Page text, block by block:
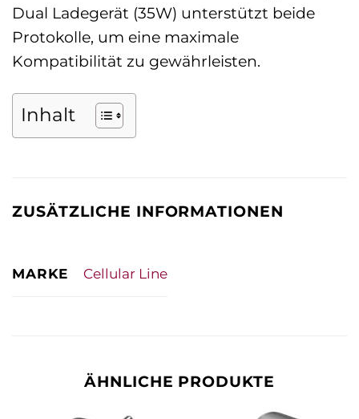
Dual Ladegerät (35W) unterstützt beide
Protokolle, um eine maximale
Kompatibilität zu gewährleisten.
Inhalt
ZUSÄTZLICHE INFORMATIONEN
MARKE Cellular Line
ÄHNLICHE PRODUKTE